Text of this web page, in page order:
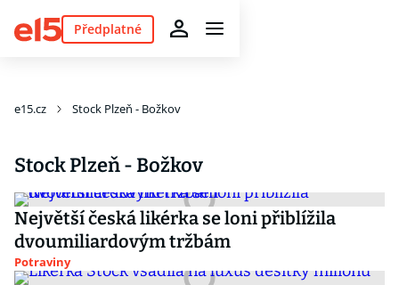
Předplatné
e15.cz Stock Plzeň - Božkov
Stock Plzeň - Božkov
Největší česká likérka se loni přiblížila
dvoumiliardovým tržbám
Potraviny